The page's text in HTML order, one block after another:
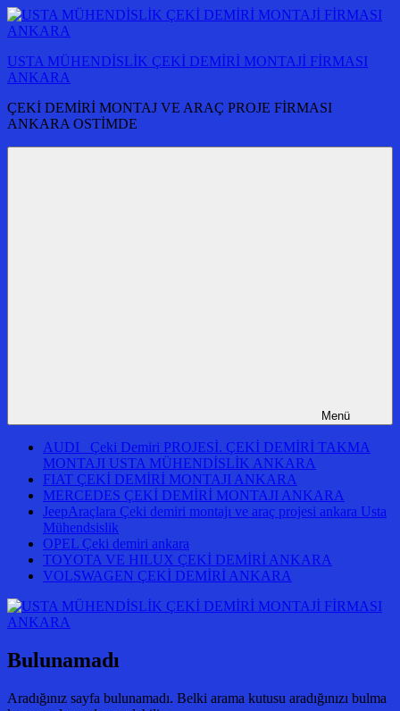
İçeriğe
atla
USTA MÜHENDİSLİK ÇEKİ DEMİRİ MONTAJİ FİRMASI
ANKARA
ÇEKİ DEMİRİ MONTAJ VE ARAÇ PROJE FİRMASI
ANKARA OSTİMDE
Menü
AUDI Çeki Demiri PROJESİ. ÇEKİ DEMİRİ TAKMA
MONTAJI USTA MÜHENDİSLİK ANKARA
FIAT ÇEKİ DEMİRİ MONTAJI ANKARA
MERCEDES ÇEKİ DEMİRİ MONTAJI ANKARA
JeepAraçlara Çeki demiri montajı ve araç projesi ankara Usta
Mühendsislik
OPEL Çeki demiri ankara
TOYOTA VE HILUX ÇEKİ DEMİRİ ANKARA
VOLSWAGEN ÇEKİ DEMİRİ ANKARA
Bulunamadı
Aradığınız sayfa bulunamadı. Belki arama kutusu aradığınızı bulma